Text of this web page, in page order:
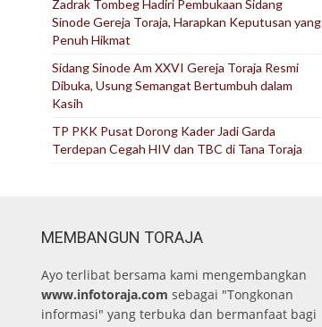
Zadrak Tombeg Hadiri Pembukaan Sidang
Sinode Gereja Toraja, Harapkan Keputusan yang
Penuh Hikmat
Sidang Sinode Am XXVI Gereja Toraja Resmi
Dibuka, Usung Semangat Bertumbuh dalam
Kasih
TP PKK Pusat Dorong Kader Jadi Garda
Terdepan Cegah HIV dan TBC di Tana Toraja
MEMBANGUN TORAJA
Ayo terlibat bersama kami mengembangkan
www.infotoraja.com sebagai "Tongkonan
informasi" yang terbuka dan bermanfaat bagi